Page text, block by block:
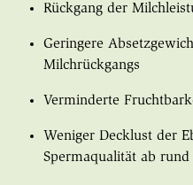
Rückgang der
Geringere
Milchrückgangs
Verminderte
Weniger Decklust der
Spermaqualität ab rund